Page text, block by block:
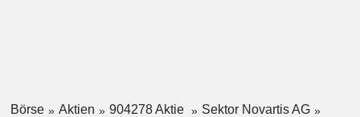
Börse Aktien 904278 Aktie
Sektor Novartis AG